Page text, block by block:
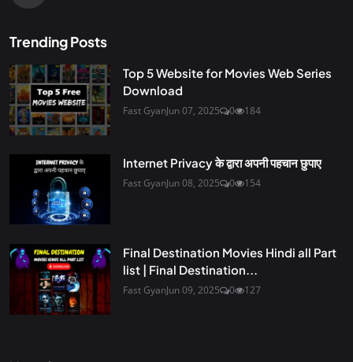
Trending Posts
Top 5 Website for Movies Web Series
Download
Fast GyanJun 07, 2025 0 184
Internet Privacy के द्वारा अपनी पहचान छुपाए
Fast GyanJun 08, 2025 0 154
Final Destination Movies Hindi all Part
list | Final Destination...
Fast GyanJun 09, 2025 0 127